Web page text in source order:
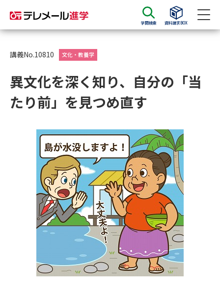
学問検索 資料請求BOX
資料請求
大学・短大の資料種類から請求
総合型選抜・学校推薦型選抜 募
大学入学共通テスト利用選抜の
募集要項＆願書
大学・短大以外の資料から請求
専門学校の資料請求 大学院の資料請求
大学入学共通テスト「受験案
内」の請求
大学入学共通テスト「受験上の
配慮案内」の請求
高等学校卒業程度認定試験
講義No.10810 文化・教養学
異文化を深く知り、自分の「当
たり前」を見つめ直す